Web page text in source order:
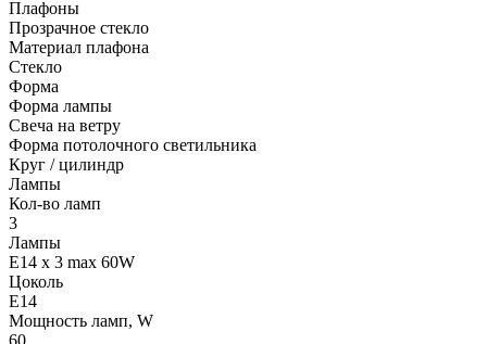
Плафоны
Прозрачное стекло
Материал плафона
Стекло
Форма
Форма лампы
Свеча на ветру
Форма потолочного светильника
Круг / цилиндр
Лампы
Кол-во ламп
3
Лампы
E14 x 3 max 60W
Цоколь
E14
Мощность ламп, W
60